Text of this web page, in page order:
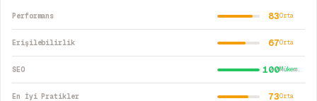
Performans 83Orta
Erişilebilirlik 67Orta
SEO 100Mükem.
En İyi Pratikler 73Orta